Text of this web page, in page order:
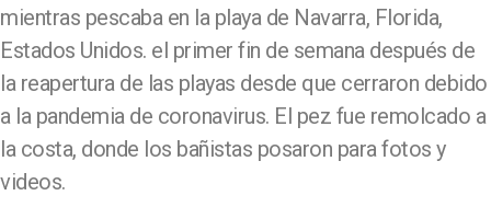
mientras pescaba en la playa de Navarra, Florida,
Estados Unidos. el primer fin de semana después de
la reapertura de las playas desde que cerraron debido
a la pandemia de coronavirus. El pez fue remolcado a
la costa, donde los bañistas posaron para fotos y
videos.